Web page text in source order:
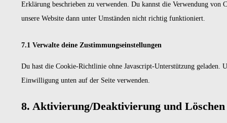
Erklärung beschrieben zu verwenden. Du kannst die Verwendung von
unsere Website dann unter Umständen nicht richtig funktioniert.
7.1 Verwalte deine Zustimmungseinstellungen
Du hast die Cookie-Richtlinie ohne Javascript-Unterstützung geladen.
Einwilligung unten auf der Seite verwenden.
8. Aktivierung/Deaktivierung und Löschen